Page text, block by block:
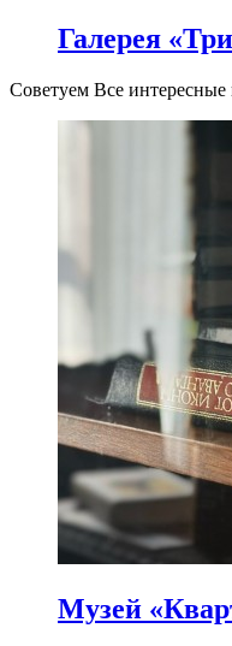
Галерея
Советуем Все интересные
Музей